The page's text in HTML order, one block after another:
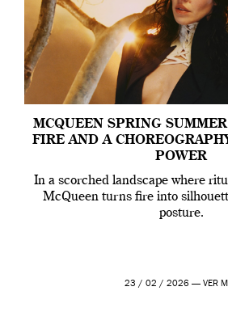
MCQUEEN SPRING
FIRE AND A
POWER
In a scorched landscape where
McQueen turns fire into
posture.
23 / 02 / 2026 — VER